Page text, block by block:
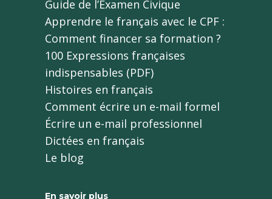
Guide de l’Examen Civique
Apprendre le français avec le CPF :
Comment financer sa formation ?
100 Expressions françaises
indispensables (PDF)
Histoires en français
Comment écrire un e-mail formel
Écrire un e-mail professionnel
Dictées en français
Le blog
En savoir plus